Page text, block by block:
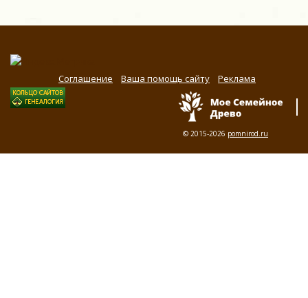
Соглашение Ваша помощь сайту Реклама
© 2015-2026 pomnirod.ru